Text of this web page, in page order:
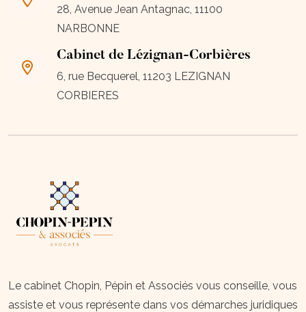
28, Avenue Jean Antagnac, 11100
NARBONNE
Cabinet de Lézignan-Corbières
6, rue Becquerel, 11203 LEZIGNAN
CORBIERES
Le cabinet Chopin, Pépin et Associés vous conseille, vous
assiste et vous représente dans vos démarches juridiques